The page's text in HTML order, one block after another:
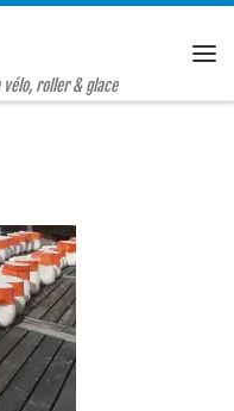
vélo, roller & glace